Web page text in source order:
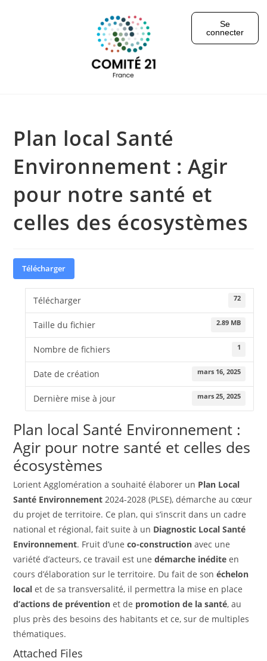
Se
connecter
Plan local Santé
Environnement : Agir
pour notre santé et
celles des écosystèmes
Télécharger
Télécharger 72
Taille du fichier 2.89 MB
Nombre de fichiers 1
Date de création mars 16, 2025
Dernière mise à jour mars 25, 2025
Plan local Santé Environnement :
Agir pour notre santé et celles des
écosystèmes
Lorient Agglomération a souhaité élaborer un Plan Local
Santé Environnement 2024-2028 (PLSE), démarche au cœur
du projet de territoire. Ce plan, qui s’inscrit dans un cadre
national et régional, fait suite à un Diagnostic Local Santé
Environnement. Fruit d’uneco-construction avec une
variété d’acteurs, ce travail est unedémarche inédite en
cours d’élaboration sur le territoire. Du fait de sonéchelon
local et de sa transversalité, il permettra la mise en place
d’actions de prévention et de promotion de la santé, au
plus près des besoins des habitants et ce, sur de multiples
thématiques.
Attached Files